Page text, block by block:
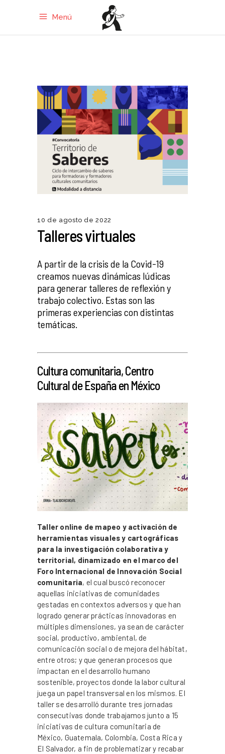
Menú
10 de agosto de 2022
Talleres virtuales
A partir de la crisis de la Covid-19
creamos nuevas dinámicas lúdicas
para generar talleres de reflexión y
trabajo colectivo. Estas son las
primeras experiencias con distintas
temáticas.
Cultura comunitaria, Centro
Cultural de España en México
Taller online de mapeo y activación de
herramientas visuales y cartográficas
para la investigación colaborativa y
territorial, dinamizado en el marco del
Foro Internacional de Innovación Social
comunitaria, el cual buscó reconocer
aquellas iniciativas de comunidades
gestadas en contextos adversos y que han
logrado generar prácticas innovadoras en
múltiples dimensiones, ya sean de carácter
social, productivo, ambiental, de
comunicación social o de mejora del hábitat,
entre otros; y que generan procesos que
impactan en el desarrollo humano
sostenible, proyectos donde la labor cultural
juega un papel transversal en los mismos. El
taller se desarrolló durante tres jornadas
consecutivas donde trabajamos junto a 15
iniciativas de cultura comunitaria de
México, Guatemala, Colombia, Costa Rica y
El Salvador, a fin de problematizar y recabar